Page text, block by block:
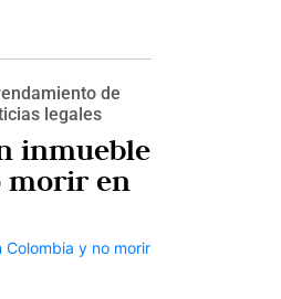
de
legales
inmueble
morir en